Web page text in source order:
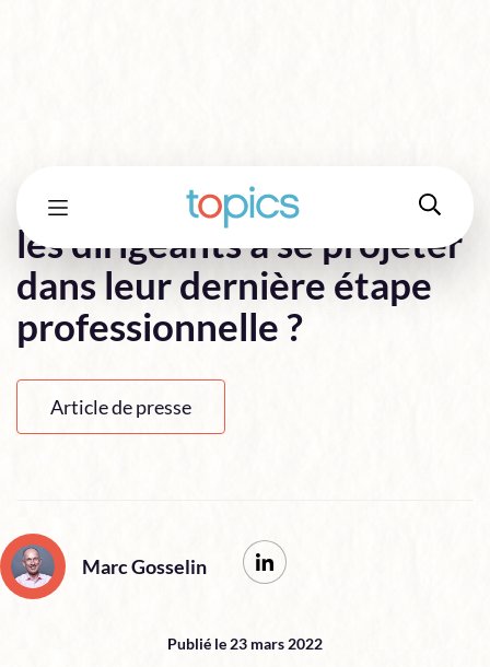
Comment accompagner
les dirigeants à se projeter
dans leur dernière étape
professionnelle ?
Article de presse
Marc Gosselin
Publié le 23 mars 2022